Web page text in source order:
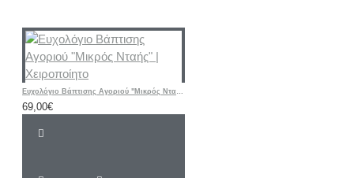
Ευχολόγιο Βάπτισης Αγοριού "Μικρός Νταής" | Χειροποίητο
69,00€